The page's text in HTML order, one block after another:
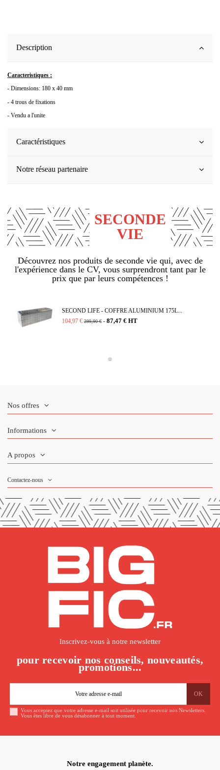
Description
Caracteristiques :
- Dimensions: 180 x 40 mm
- 4 trous de fixations
- Vendu a l'unite
Caractéristiques
Notre réseau partenaire
SECONDE
VIE
Découvrez nos produits de seconde vie qui, avec de
l'expérience dans le CV, vous surprendront tant par le
prix que par leurs compétences !
SECOND LIFE - COFFRE ALUMINIUM 175L...
104,97 € 299,90 € - 87,47 € HT
Nos offres
Informations
A propos
Contactez-nous
Inscrivez-vous à notre newsletter
pour recevoir nos conseils, nouveautés,
promotions...
Vous acceptez que votre adresse e-mail soit utilisée pour recevoir nos Newsletters.
Vous êtes libre de vous désabonner à tout moment.
Notre engagement planète.